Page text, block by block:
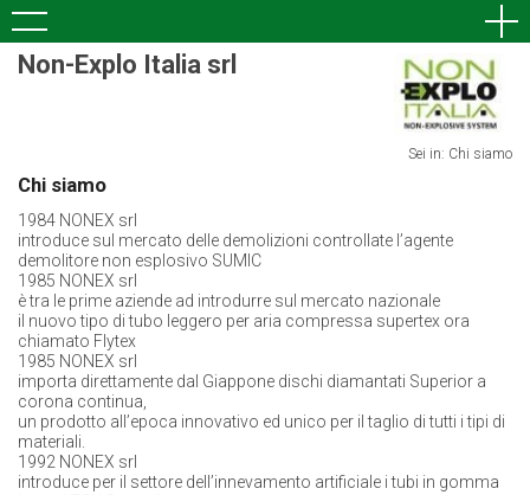
Non-Explo Italia srl
Sei in: Chi siamo
Chi siamo
1984 NONEX srl
introduce sul mercato delle demolizioni controllate l’agente
demolitore non esplosivo SUMIC
1985 NONEX srl
è tra le prime aziende ad introdurre sul mercato nazionale
il nuovo tipo di tubo leggero per aria compressa supertex ora
chiamato Flytex
1985 NONEX srl
importa direttamente dal Giappone dischi diamantati Superior a
corona continua,
un prodotto all’epoca innovativo ed unico per il taglio di tutti i tipi di
materiali.
1992 NONEX srl
introduce per il settore dell’innevamento artificiale i tubi in gomma